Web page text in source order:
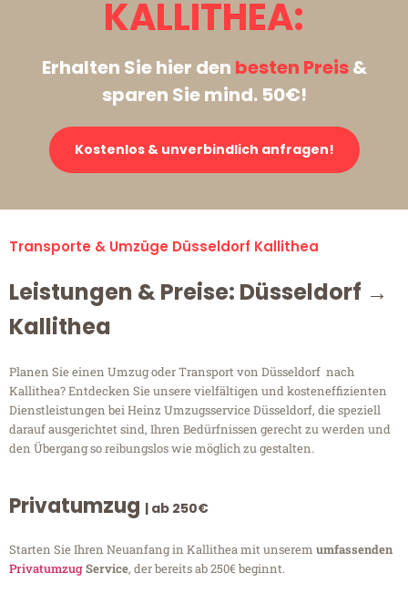
KALLITHEA:
Erhalten Sie hier den besten Preis&
sparen Sie mind. 50€!
Kostenlos & unverbindlich anfragen!
Transporte & Umzüge Düsseldorf Kallithea
Leistungen & Preise: Düsseldorf →
Kallithea
Planen Sie einen Umzug oder Transport von Düsseldorf nach
Kallithea? Entdecken Sie unsere vielfältigen und kosteneffizienten
Dienstleistungen bei Heinz Umzugsservice Düsseldorf, die speziell
darauf ausgerichtet sind, Ihren Bedürfnissen gerecht zu werden und
den Übergang so reibungslos wie möglich zu gestalten.
Privatumzug | ab 250€
Starten Sie Ihren Neuanfang in Kallithea mit unserem umfassenden
PrivatumzugService, der bereits ab 250€ beginnt.